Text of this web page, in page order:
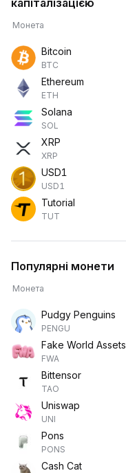
капіталізацією
Монета
Bitcoin
BTC
Ethereum
ETH
Solana
SOL
XRP
XRP
USD1
USD1
Tutorial
TUT
Популярні монети
Монета
Pudgy Penguins
PENGU
Fake World Assets
FWA
Bittensor
TAO
Uniswap
UNI
Pons
PONS
Cash Cat